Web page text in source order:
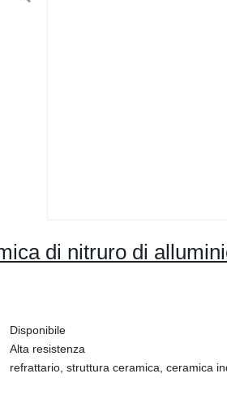
di nitruro di
Disponibile
Alta resistenza
refrattario, struttura ceramica, ceramica